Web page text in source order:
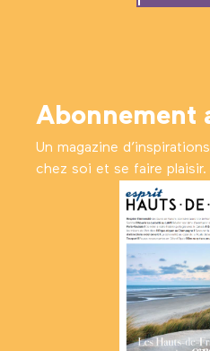
Abonnement
Un magazine
chez soi et se faire